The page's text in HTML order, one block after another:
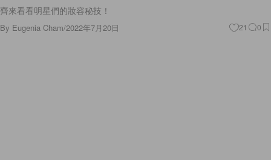
齊來看看明星們的妝容秘技！
By Eugenia Cham/2022年7月20日 21 0